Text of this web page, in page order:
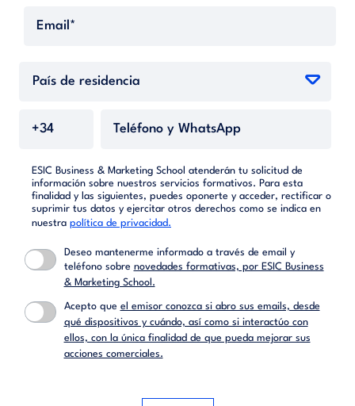
ESIC Business & Marketing School atenderán tu solicitud de
información sobre nuestros servicios formativos. Para esta
finalidad y las siguientes, puedes oponerte y acceder, rectificar o
suprimir tus datos y ejercitar otros derechos como se indica en
nuestra política de privacidad.
Deseo mantenerme informado a través de email y
teléfono sobre novedades formativas, por ESIC Business
& Marketing School.
Acepto que el emisor conozca si abro sus emails, desde
qué dispositivos y cuándo, así como si interactúo con
ellos, con la única finalidad de que pueda mejorar sus
acciones comerciales.